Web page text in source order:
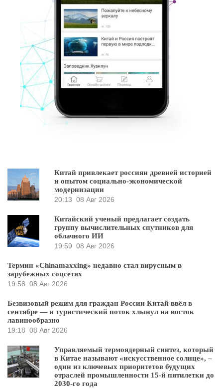
Китай привлекает россиян древней историей
и опытом социально-экономической
модернизации
20:13 08 Авг 2026
Китайский ученый предлагает создать
группу вычислительных спутников для
облачного ИИ
19:59 08 Авг 2026
Термин «Chinamaxxing» недавно стал вирусным в
зарубежных соцсетях
19:58 08 Авг 2026
Безвизовый режим для граждан России Китай ввёл в
сентябре — и туристический поток хлынул на восток
лавинообразно
19:18 08 Авг 2026
Управляемый термоядерный синтез, который
в Китае называют «искусственное солнце», –
один из ключевых приоритетов будущих
отраслей промышленности 15-й пятилетки до
2030-го года